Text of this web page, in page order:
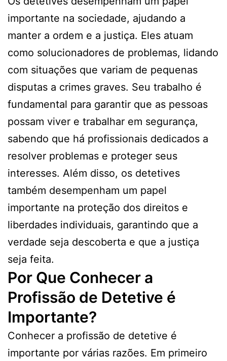
importante na sociedade, ajudando a
manter a ordem e a justiça. Eles atuam
como solucionadores de problemas, lidando
com situações que variam de pequenas
disputas a crimes graves. Seu trabalho é
fundamental para garantir que as pessoas
possam viver e trabalhar em segurança,
sabendo que há profissionais dedicados a
resolver problemas e proteger seus
interesses. Além disso, os detetives
também desempenham um papel
importante na proteção dos direitos e
liberdades individuais, garantindo que a
verdade seja descoberta e que a justiça
seja feita.
Por Que Conhecer a
Profissão de Detetive é
Importante?
Conhecer a profissão de detetive é
importante por várias razões. Em primeiro